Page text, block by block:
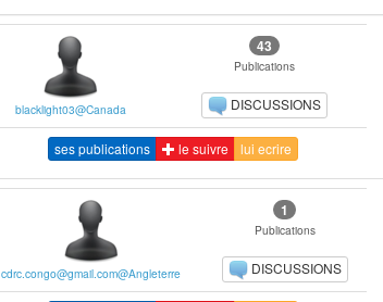
blacklight03@Canada
43
Publications
DISCUSSIONS
ses publications le suivre lui ecrire
cdrc.congo@gmail.com@Angleterre
1
Publications
DISCUSSIONS